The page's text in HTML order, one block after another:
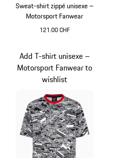
Sweat-shirt zippé unisexe –
Motorsport Fanwear
121.00 CHF
Add T-shirt unisexe –
Motorsport Fanwear to
wishlist